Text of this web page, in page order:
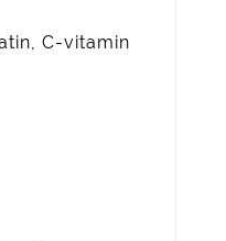
C-vitamin